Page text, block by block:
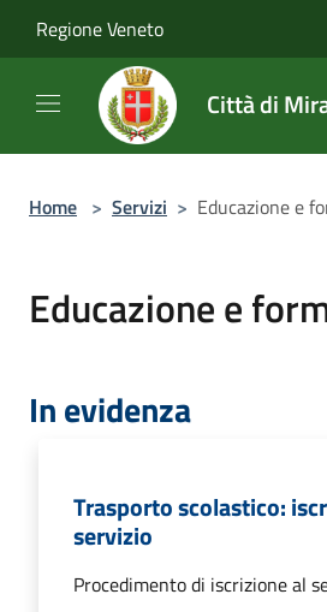
Regione Veneto
Città di
Home > Servizi > Educazione e
Educazione e
In evidenza
Trasporto scolastico:
servizio
Procedimento di iscrizione al